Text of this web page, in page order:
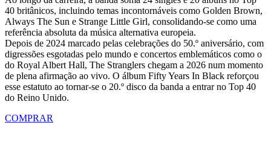
40 britânicos, incluindo temas incontornáveis como Golden Brown,
Always The Sun e Strange Little Girl, consolidando-se como uma
referência absoluta da música alternativa europeia.
Depois de 2024 marcado pelas celebrações do 50.º aniversário, com
digressões esgotadas pelo mundo e concertos emblemáticos como o
do Royal Albert Hall, The Stranglers chegam a 2026 num momento
de plena afirmação ao vivo. O álbum Fifty Years In Black reforçou
esse estatuto ao tornar-se o 20.º disco da banda a entrar no Top 40
do Reino Unido.
COMPRAR